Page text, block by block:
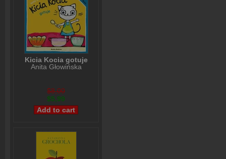
Kicia Kocia gotuje
Anita Głowińska
$8,00
$5,99